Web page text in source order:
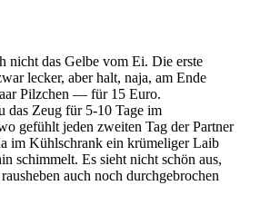
nicht das Gelbe vom Ei. Die erste
lecker, aber halt, naja, am Ende
Pilzchen — für 15 Euro.
das Zeug für 5-10 Tage im
gefühlt jeden zweiten Tag der Partner
im Kühlschrank ein krümeliger Laib
schimmelt. Es sieht nicht schön aus,
auch noch durchgebrochen